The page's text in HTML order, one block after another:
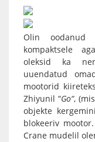
Olin
kompaktsele
oleksid ka
uuendatud
mootorid
Zhiyunil “Go“,
objekte
blokeeriv
Crane mudelil